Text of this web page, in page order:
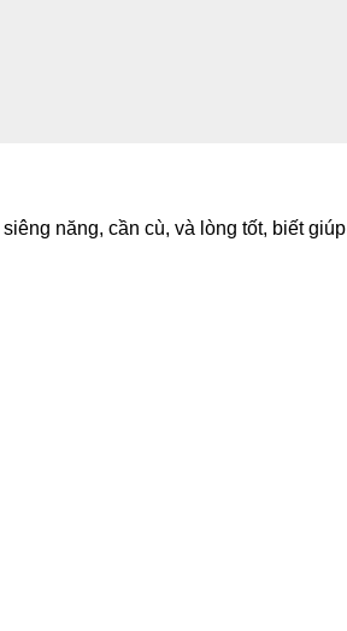
năng, cần cù, và lòng tốt, biết giúp